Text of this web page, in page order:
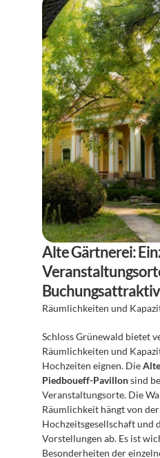
Alte Gärtnerei:
Räumlichkeiten und
Schloss Grünewald bietet
Räumlichkeiten und
Hochzeiten eignen. Die
Piedboueff-Pavillon sind
Veranstaltungsorte. Die
Räumlichkeit hängt von
Hochzeitsgesellschaft und
Vorstellungen ab. Es ist
Besonderheiten der